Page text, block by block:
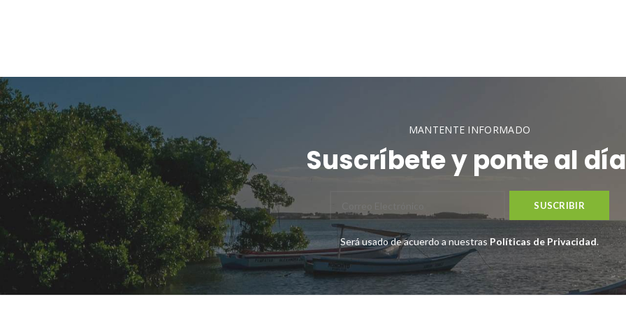
MANTENTE INFORMADO
Suscríbete y ponte al
Será usado de acuerdo a nuestras Políticas de Privacidad.